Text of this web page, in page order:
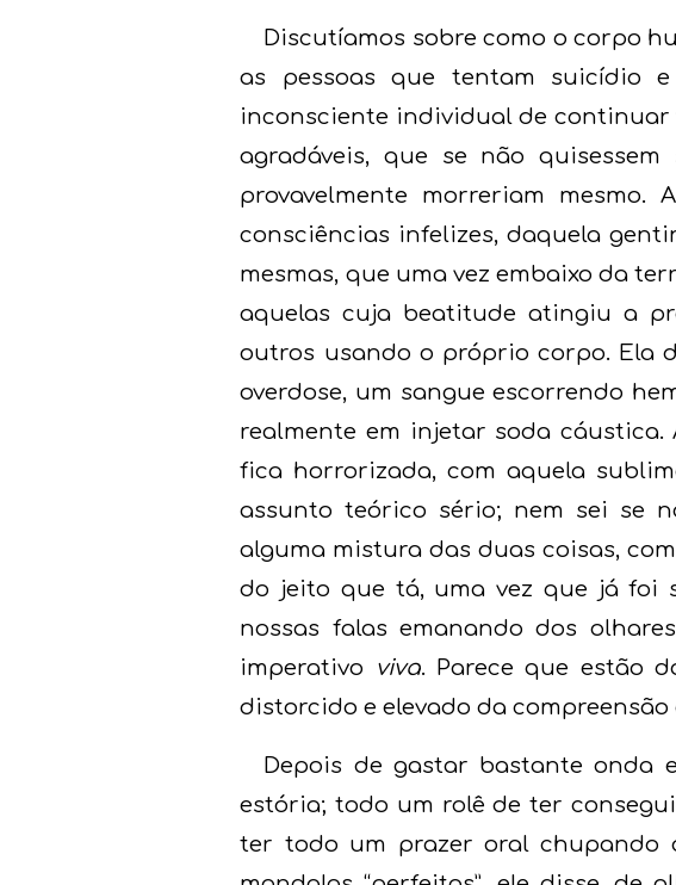
Discutíamos sobre como o corpo
as pessoas que tentam suicídio
inconsciente individual de continuar
agradáveis, que se não
provavelmente morreriam
consciências infelizes, daquela
mesmas, que uma vez embaixo da
aquelas cuja beatitude atingiu a
outros usando o próprio corpo. Ela
overdose, um sangue escorrendo
realmente em injetar soda
fica horrorizada, com aquela
assunto teórico sério; nem sei se
alguma mistura das duas coisas,
do jeito que tá, uma vez que já foi
nossas falas emanando dos
imperativo
viva. Parece que estão
distorcido e elevado da compreensão
Depois de gastar bastante onda
estória; todo um rolê de ter
ter todo um prazer oral chupando